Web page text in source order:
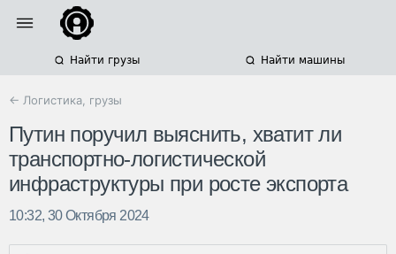
Найти грузы Найти машины
← Логистика, грузы
Путин поручил выяснить, хватит ли
транспортно-логистической
инфраструктуры при росте экспорта
10:32, 30 Октября 2024